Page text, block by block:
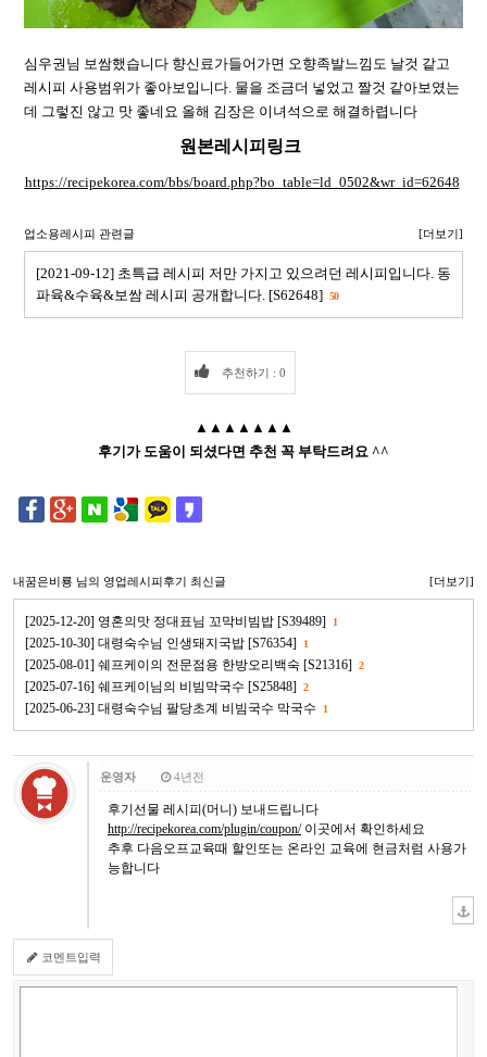
심우권님 보쌈했습니다 향신료가들어가면 오향족발느낌도 날것 같고
레시피 사용범위가 좋아보입니다. 물을 조금더 넣었고 짤것 같아보였는
데 그렇진 않고 맛 좋네요 올해 김장은 이녀석으로 해결하렵니다
원본레시피링크
https://recipekorea.com/bbs/board.php?bo_table=ld_0502&wr_id=62648
업소용레시피 관련글 [더보기]
[2021-09-12] 초특급 레시피 저만 가지고 있으려던 레시피입니다. 동
파육&수육&보쌈 레시피 공개합니다. [S62648] 50
추천하기 : 0
▲▲▲▲▲▲▲
후기가 도움이 되셨다면 추천 꼭 부탁드려요 ^^
내꿈은비룡 님의 영업레시피후기 최신글 [더보기]
[2025-12-20] 영혼의맛 정대표님 꼬막비빔밥 [S39489] 1
[2025-10-30] 대령숙수님 인생돼지국밥 [S76354] 1
[2025-08-01] 쉐프케이의 전문점용 한방오리백숙 [S21316] 2
[2025-07-16] 쉐프케이님의 비빔막국수 [S25848] 2
[2025-06-23] 대령숙수님 팔당초계 비빔국수 막국수 1
운영자 4년전
후기선물 레시피(머니) 보내드립니다
http://recipekorea.com/plugin/coupon/이곳에서 확인하세요
추후 다음오프교육때 할인또는 온라인 교육에 현금처럼 사용가
능합니다
코멘트입력